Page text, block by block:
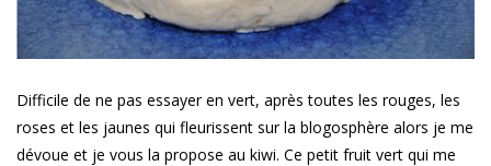
Difficile de ne pas essayer en vert, après toutes les rouges, les
roses et les jaunes qui fleurissent sur la blogosphère alors je me
dévoue et je vous la propose au kiwi. Ce petit fruit vert qui me